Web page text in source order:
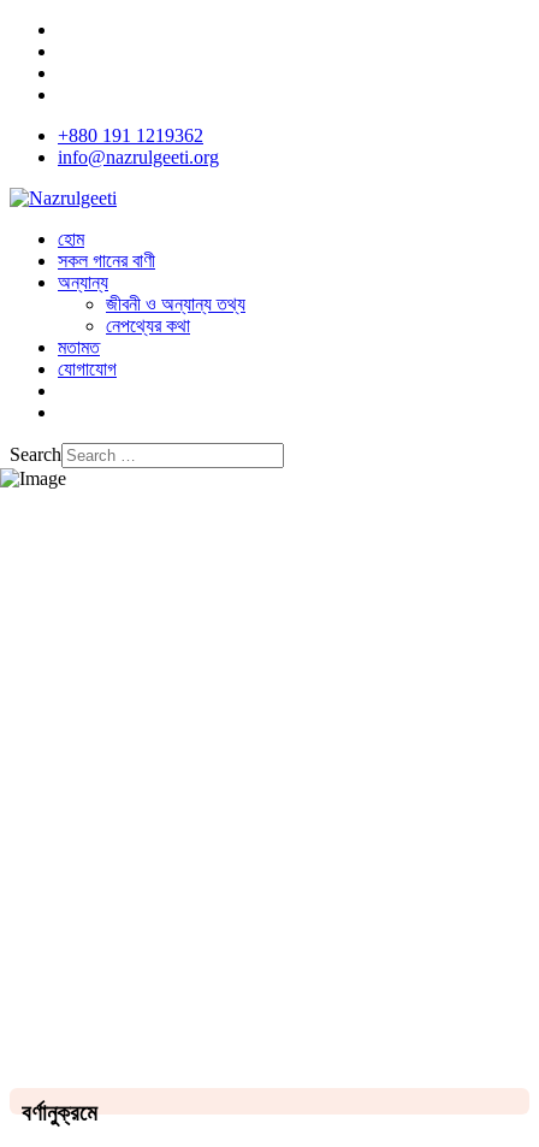
+880 191 1219362
info@nazrulgeeti.org
হোম
সকল গানের বাণী
অন্যান্য
জীবনী ও অন্যান্য তথ্য
নেপথ্যের কথা
মতামত
যোগাযোগ
Search
বর্ণানুক্রমে